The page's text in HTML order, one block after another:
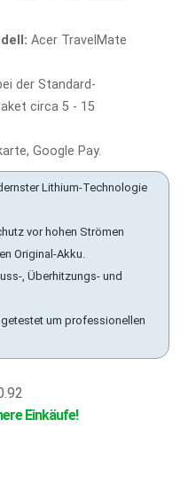
Acer TravelMate
der Standard-
circa 5 - 15
Google Pay.
Lithium-Technologie
vor hohen Strömen
Original-Akku.
, Überhitzungs- und
um professionellen
Einkäufe!